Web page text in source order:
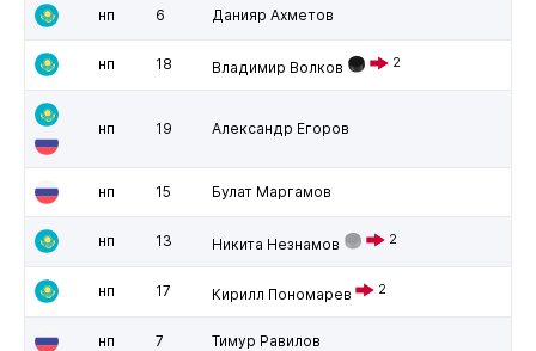
нп 6 Данияр Ахметов
нп 18 Владимир Волков 2
нп 19 Александр Егоров
нп 15 Булат Маргамов
нп 13 Никита Незнамов 2
нп 17 Кирилл Пономарев 2
нп 7 Тимур Равилов